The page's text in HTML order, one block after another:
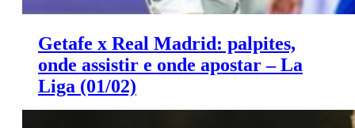
Getafe x Real Madrid: palpites,
onde assistir e onde apostar – La
Liga (01/02)